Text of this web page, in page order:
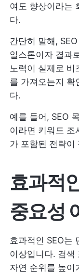
여도 향상이라는
다.
간단히 말해,
일스톤이자 결과
노력이 실제로
를 가져오는지 확
다.
예를 들어, SEO
이라면 키워드 조
가 포함된 전략이
효과적
중요성
효과적인 SEO는
이상입니다. 검색
자연 순위를 높이